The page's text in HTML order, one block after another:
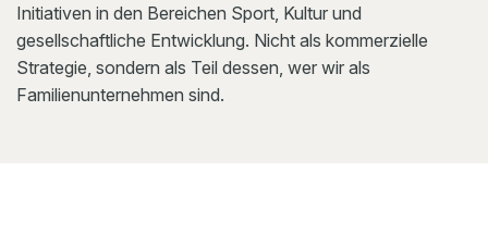
Initiativen in den Bereichen Sport, Kultur und
gesellschaftliche Entwicklung. Nicht als kommerzielle
Strategie, sondern als Teil dessen, wer wir als
Familienunternehmen sind.